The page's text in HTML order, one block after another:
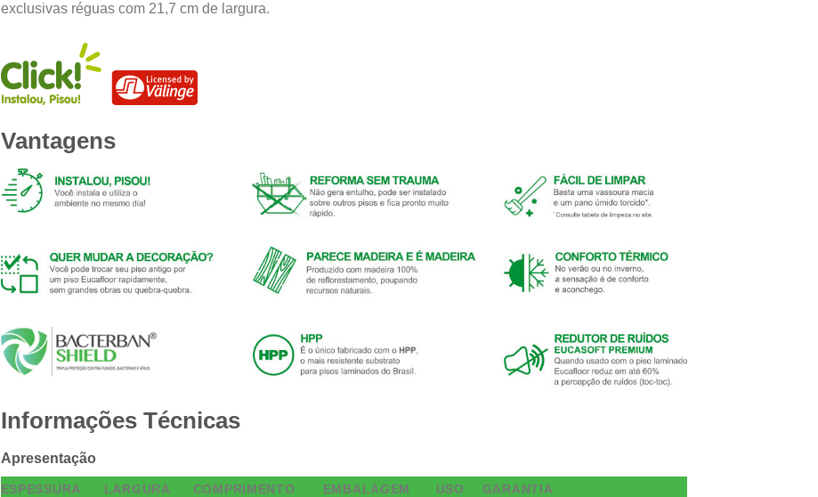
exclusivas réguas com 21,7 cm de largura.
Vantagens
Informações Técnicas
Apresentação
ESPESSURA LARGURA COMPRIMENTO EMBALAGEM USO GARANTIA